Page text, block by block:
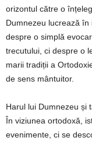
orizontul către o
Dumnezeu lucrează
despre o simplă
trecutului, ci despre o
marii tradiții a
de sens mântuitor.
Harul lui Dumnezeu și
În viziunea ortodoxă,
evenimente, ci se